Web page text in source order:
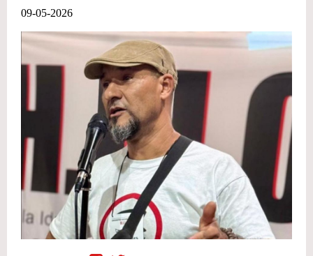
09-05-2026